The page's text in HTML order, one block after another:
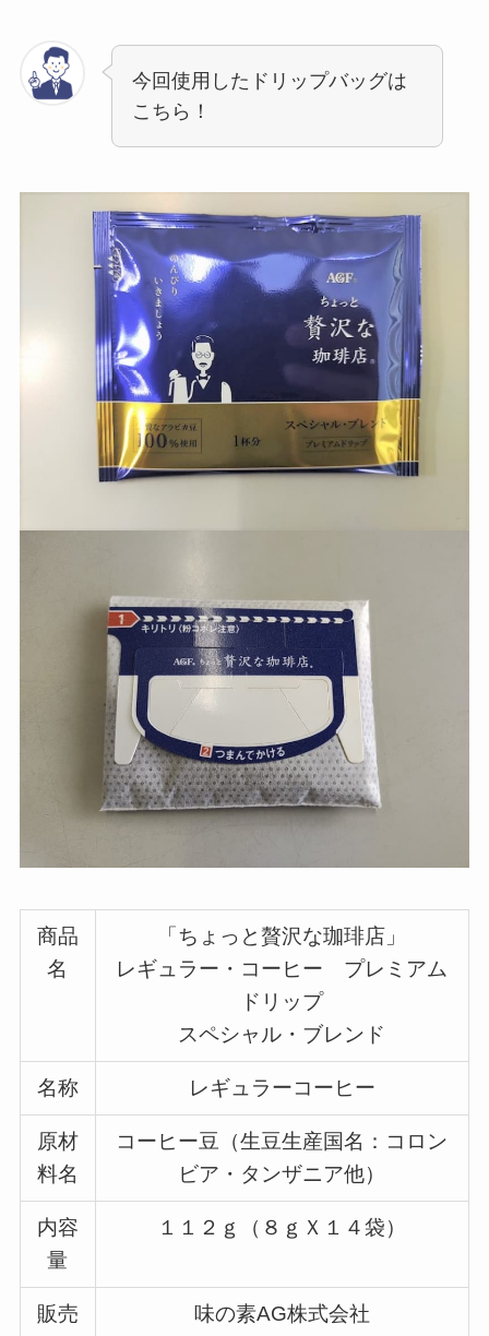
今回使用したドリップバッグは
こちら！
商品
名
「ちょっと贅沢な珈琲店」
レギュラー・コーヒー プレミアム
ドリップ
スペシャル・ブレンド
名称 レギュラーコーヒー
原材
料名
コーヒー豆（生豆生産国名：コロン
ビア・タンザニア他）
内容
量
１１２ｇ（８ｇＸ１４袋）
販売
味の素AG株式会社